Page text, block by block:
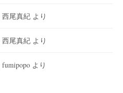
西尾真紀 より
西尾真紀 より
fumipopo より